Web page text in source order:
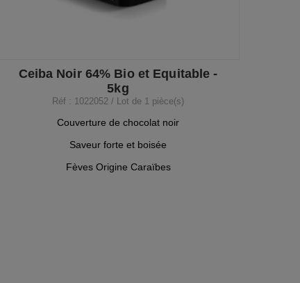
Ceiba Noir 64% Bio et Equitable -
5kg
Réf : 1022052 / Lot de 1 pièce(s)
Couverture de chocolat noir
Saveur forte et boisée
Fèves Origine Caraïbes